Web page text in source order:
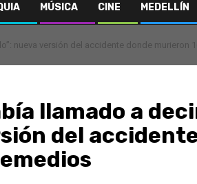
MÚSICA CINE MEDELLÍN
nueva versión del accidente donde murieron
llamado a
del